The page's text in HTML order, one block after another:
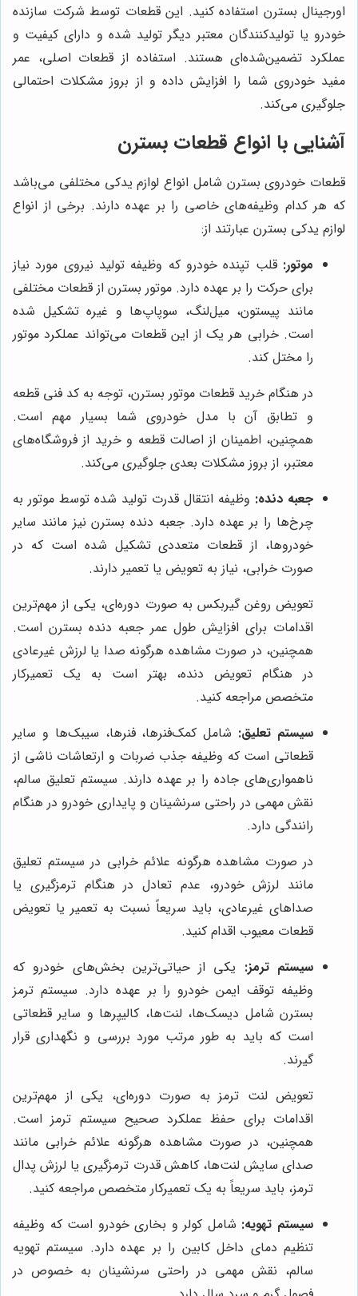
اورجینال بسترن استفاده کنید. این قطعات توسط شرکت سازنده
خودرو یا تولیدکنندگان معتبر دیگر تولید شده و دارای کیفیت و
عملکرد تضمین‌شده‌ای هستند. استفاده از قطعات اصلی، عمر
مفید خودروی شما را افزایش داده و از بروز مشکلات احتمالی
جلوگیری می‌کند.
آشنایی با انواع قطعات بسترن
قطعات خودروی بسترن شامل انواع لوازم یدکی مختلفی می‌باشد
که هر کدام وظیفه‌های خاصی را بر عهده دارند. برخی از انواع
لوازم یدکی بسترن عبارتند از:
موتور: قلب تپنده خودرو که وظیفه تولید نیروی مورد نیاز
برای حرکت را بر عهده دارد. موتور بسترن از قطعات مختلفی
مانند پیستون، میل‌لنگ، سوپاپ‌ها و غیره تشکیل شده
است. خرابی هر یک از این قطعات می‌تواند عملکرد موتور
را مختل کند.
در هنگام خرید قطعات موتور بسترن، توجه به کد فنی قطعه
و تطابق آن با مدل خودروی شما بسیار مهم است.
همچنین، اطمینان از اصالت قطعه و خرید از فروشگاه‌های
معتبر، از بروز مشکلات بعدی جلوگیری می‌کند.
جعبه دنده: وظیفه انتقال قدرت تولید شده توسط موتور به
چرخ‌ها را بر عهده دارد. جعبه دنده بسترن نیز مانند سایر
خودروها، از قطعات متعددی تشکیل شده است که در
صورت خرابی، نیاز به تعویض یا تعمیر دارند.
تعویض روغن گیربکس به صورت دوره‌ای، یکی از مهم‌ترین
اقدامات برای افزایش طول عمر جعبه دنده بسترن است.
همچنین، در صورت مشاهده هرگونه صدا یا لرزش غیرعادی
در هنگام تعویض دنده، بهتر است به یک تعمیرکار
متخصص مراجعه کنید.
سیستم تعلیق: شامل کمک‌فنرها، فنرها، سیبک‌ها و سایر
قطعاتی است که وظیفه جذب ضربات و ارتعاشات ناشی از
ناهمواری‌های جاده را بر عهده دارند. سیستم تعلیق سالم،
نقش مهمی در راحتی سرنشینان و پایداری خودرو در هنگام
رانندگی دارد.
در صورت مشاهده هرگونه علائم خرابی در سیستم تعلیق
مانند لرزش خودرو، عدم تعادل در هنگام ترمزگیری یا
صداهای غیرعادی، باید سریعاً نسبت به تعمیر یا تعویض
قطعات معیوب اقدام کنید.
سیستم ترمز: یکی از حیاتی‌ترین بخش‌های خودرو که
وظیفه توقف ایمن خودرو را بر عهده دارد. سیستم ترمز
بسترن شامل دیسک‌ها، لنت‌ها، کالیپرها و سایر قطعاتی
است که باید به طور مرتب مورد بررسی و نگهداری قرار
گیرند.
تعویض لنت ترمز به صورت دوره‌ای، یکی از مهم‌ترین
اقدامات برای حفظ عملکرد صحیح سیستم ترمز است.
همچنین، در صورت مشاهده هرگونه علائم خرابی مانند
صدای سایش لنت‌ها، کاهش قدرت ترمزگیری یا لرزش پدال
ترمز، باید سریعاً به یک تعمیرکار متخصص مراجعه کنید.
سیستم تهویه: شامل کولر و بخاری خودرو است که وظیفه
تنظیم دمای داخل کابین را بر عهده دارد. سیستم تهویه
سالم، نقش مهمی در راحتی سرنشینان به خصوص در